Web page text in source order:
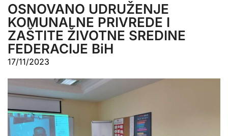
OSNOVANO UDRUŽENJE
KOMUNALNE PRIVREDE I
ZAŠTITE ŽIVOTNE SREDINE
FEDERACIJE BiH
17/11/2023